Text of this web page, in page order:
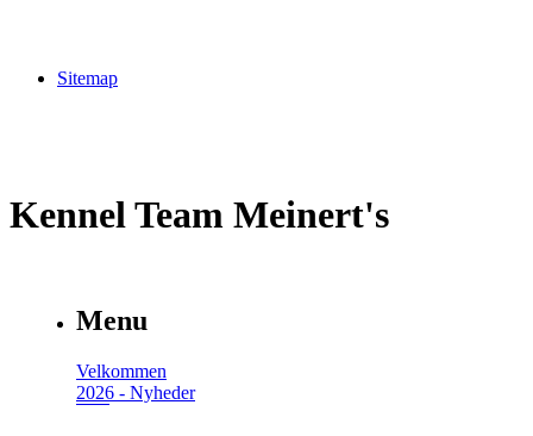
Sitemap
Kennel Team Meinert's
Menu
Velkommen
2026 - Nyheder